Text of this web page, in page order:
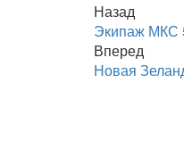
Назад
Экипаж МКС
Вперед
Новая